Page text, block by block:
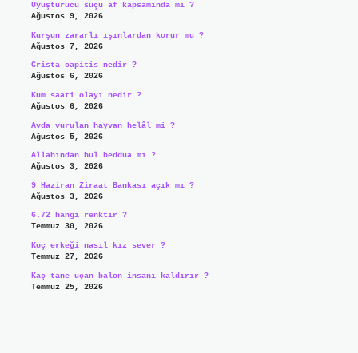
Uyuşturucu suçu af kapsamında mı ?
Ağustos 9, 2026
Kurşun zararlı ışınlardan korur mu ?
Ağustos 7, 2026
Crista capitis nedir ?
Ağustos 6, 2026
Kum saati olayı nedir ?
Ağustos 6, 2026
Avda vurulan hayvan helâl mi ?
Ağustos 5, 2026
Allahından bul beddua mı ?
Ağustos 3, 2026
9 Haziran Ziraat Bankası açık mı ?
Ağustos 3, 2026
6.72 hangi renktir ?
Temmuz 30, 2026
Koç erkeği nasıl kız sever ?
Temmuz 27, 2026
Kaç tane uçan balon insanı kaldırır ?
Temmuz 25, 2026